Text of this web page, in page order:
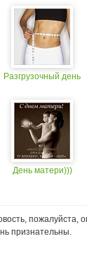
Разгрузочный день
День матери)))
пожалуйста,
признательны.